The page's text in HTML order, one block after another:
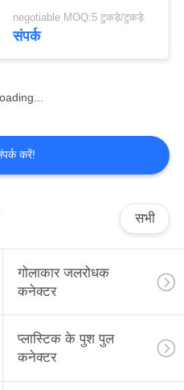
कनेक्टर
31
34
negotiable MOQ:5 टुकड़े/टुकड़े
संपर्क
करें!
सभी
गोलाकार जलरोधक
कनेक्टर
प्लास्टिक के पुश पुल
कनेक्टर